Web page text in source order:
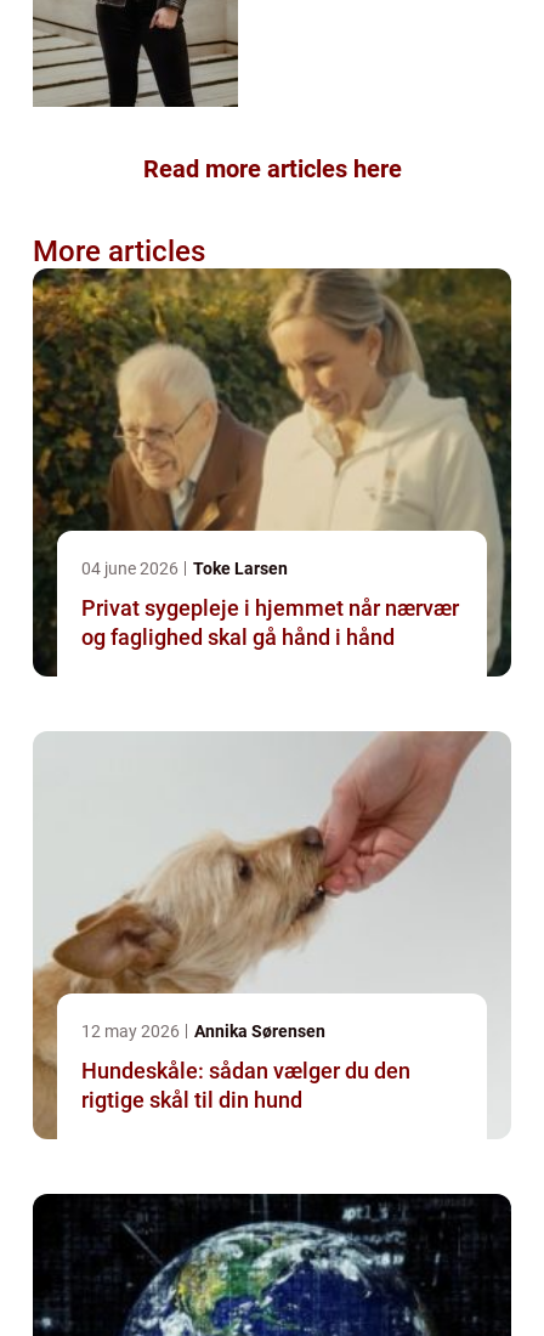
Read more articles here
More articles
04 june 2026 Toke Larsen
Privat sygepleje i hjemmet når nærvær
og faglighed skal gå hånd i hånd
12 may 2026 Annika Sørensen
Hundeskåle: sådan vælger du den
rigtige skål til din hund